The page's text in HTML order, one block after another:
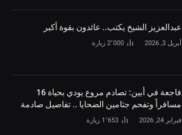
‏عبدالعزيز الشيخ يكتب.. عائدون بقوة أكبر
أبريل 3, 2026 2٬000 زيارة
فاجعة في أبين: تصادم مروع يودي بحياة 16
مسافراً وتفحم جثامين الضحايا .. تفاصيل صادمة
فبراير 24, 2026 1٬653 زيارة